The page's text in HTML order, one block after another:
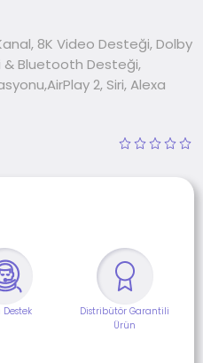
8K Video Desteği, Dolby
& Bluetooth Desteği,
2, Siri, Alexa
Destek
Distribütör Garantili
Ürün